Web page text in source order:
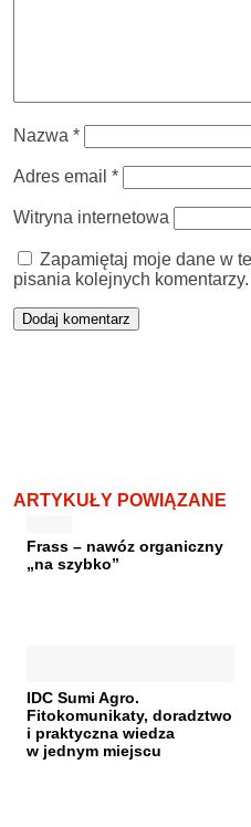
Nazwa *
Adres email *
Witryna internetowa
Zapamiętaj moje dane w
pisania kolejnych komentarzy.
ARTYKUŁY POWIĄZANE
Frass – nawóz organiczny
„na szybko”
IDC Sumi Agro.
Fitokomunikaty, doradztwo
i praktyczna wiedza
w jednym miejscu